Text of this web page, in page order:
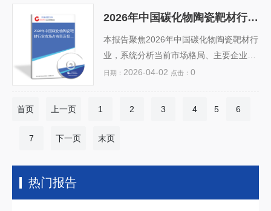
遇与技术风险，为政府监管部门、IDC服
务商、软硬件厂商及产业资本提供兼具前
瞻性与...
份等）的市场占有率、技术路线分布及区
域竞争格局；结合“双碳”目标、新型电力
系统建设及《光伏电站并网检测规范》等
政策驱动，深入研判行业增长潜力与投资
心投资方向，为产业链企业、...
2026年中国碳化物陶瓷靶
材行业市场占有率及投资
2026年中国碳化物陶瓷靶材行业市场占有率及投资前景预测分析报告
本报告聚焦2026年中国碳化物陶瓷靶材行
业，系统分析当前市场格局、主要企业份
额（如宁波江丰、厦门钨业、有研新材
长率与细分应用领域占比。报告指出，高
速，进口依存度有望由当前65%降至45%
日期： 2026-04-02 点击： 0
首页 上一页 1 2 3 4 5 6
7 下一页 末页
热门报告